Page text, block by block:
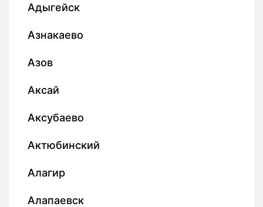
Адыгейск
Азнакаево
Азов
Аксай
Аксубаево
Актюбинский
Алагир
Алапаевск